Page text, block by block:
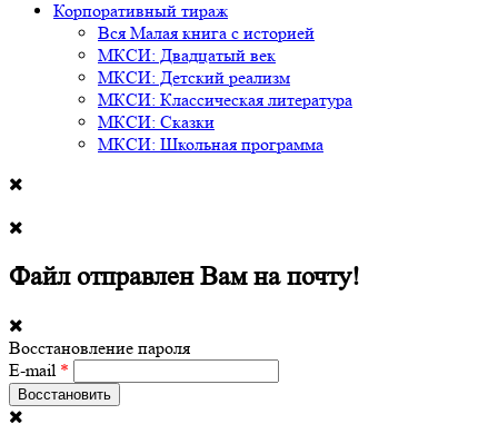
Корпоративный тираж
Вся Малая книга с историей
МКСИ: Двадцатый век
МКСИ: Детский реализм
МКСИ: Классическая литература
МКСИ: Сказки
МКСИ: Школьная программа
Файл отправлен Вам на почту!
Восстановление пароля
E-mail *